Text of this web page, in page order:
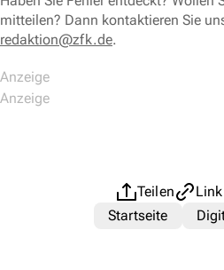
mitteilen? Dann kontaktieren Sie
redaktion@zfk.de.
Teilen
Startseite